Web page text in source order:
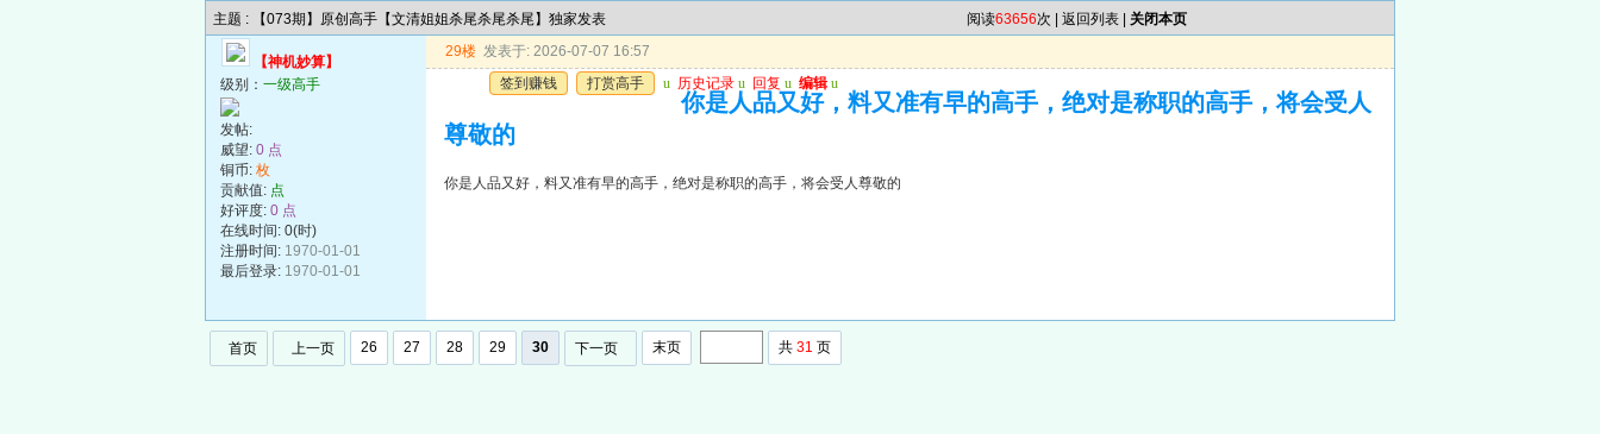
主题 : 【073期】原创高手【文清姐姐杀尾杀尾杀尾】独家发表 阅读63656次 | 返回列表 关闭本页
【神机妙算】
级别： 一级高手
发帖:
威望: 0 点
铜币: 枚
贡献值: 点
好评度: 0 点
在线时间: 0(时)
注册时间: 1970-01-01
最后登录: 1970-01-01
29楼 发表于: 2026-07-07 16:57
签到赚钱
打赏高手 u 历史记录 u 回复 u 编辑 u
你是人品又好，料又准有早的高手，绝对是称职的高手，将会受人
尊敬的
你是人品又好，料又准有早的高手，绝对是称职的高手，将会受人尊敬的
首页 上一页 26 27 28 29 30 下一页 末页 共 31 页